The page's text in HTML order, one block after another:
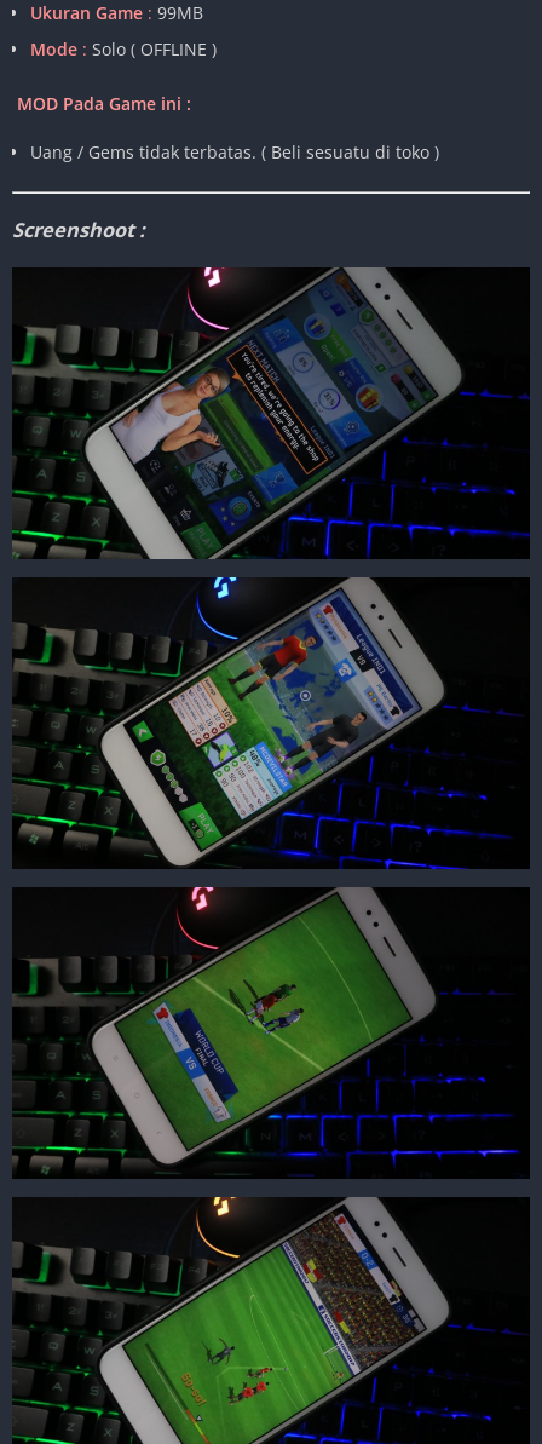
Ukuran Game : 99MB
Mode : Solo ( OFFLINE )
MOD Pada Game ini :
Uang / Gems tidak terbatas. ( Beli sesuatu di toko )
Screenshoot :